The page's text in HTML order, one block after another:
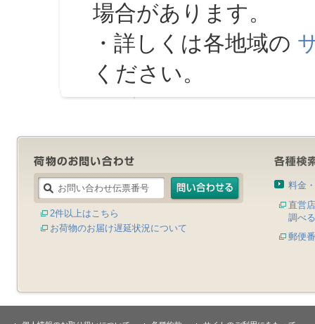
場合があります。
・詳しくは各地域の
ください。
2件以上はこちら
お荷物のお届け遅延状況について
料金
直営
調べる
郵便